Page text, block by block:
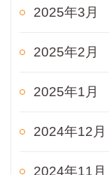
2025年3月
2025年2月
2025年1月
2024年12月
2024年11月